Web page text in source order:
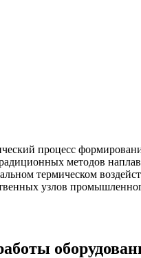
процесс
методов
термическом
узлов